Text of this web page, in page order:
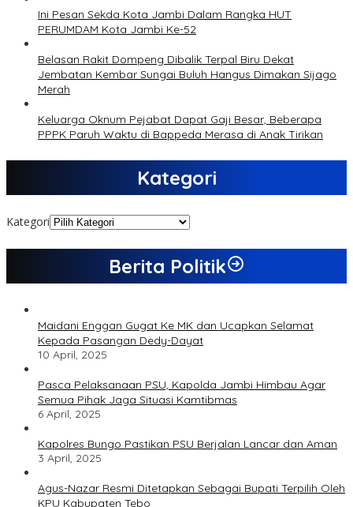
Ini Pesan Sekda Kota Jambi Dalam Rangka HUT
PERUMDAM Kota Jambi Ke-52
Belasan Rakit Dompeng Dibalik Terpal Biru Dekat
Jembatan Kembar Sungai Buluh Hangus Dimakan Sijago
Merah
Keluarga Oknum Pejabat Dapat Gaji Besar, Beberapa
PPPK Paruh Waktu di Bappeda Merasa di Anak Tirikan
Kategori
Kategori
Berita Politik
Maidani Enggan Gugat Ke MK dan Ucapkan Selamat
Kepada Pasangan Dedy-Dayat
10 April, 2025
Pasca Pelaksanaan PSU, Kapolda Jambi Himbau Agar
Semua Pihak Jaga Situasi Kamtibmas
6 April, 2025
Kapolres Bungo Pastikan PSU Berjalan Lancar dan Aman
3 April, 2025
Agus-Nazar Resmi Ditetapkan Sebagai Bupati Terpilih Oleh
KPU Kabupaten Tebo